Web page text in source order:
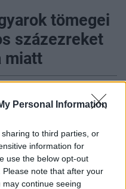
Personal Information
to third parties, or
information for
use the below opt-out
note that after your
continue seeing
tömegei
százezreket
miatt
határideje; az
150-280 ezer forintos
le, ha most